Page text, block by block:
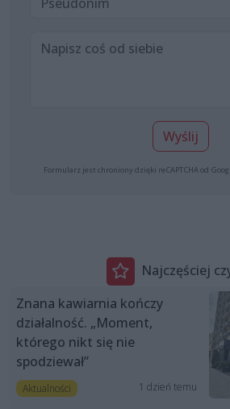
Wyślij
Formularz jest chroniony dzięki reCAPTCHA od
Najczęściej
Znana kawiarnia kończy
działalność. „Moment,
którego nikt się nie
spodziewał”
Aktualności 1 dzień temu